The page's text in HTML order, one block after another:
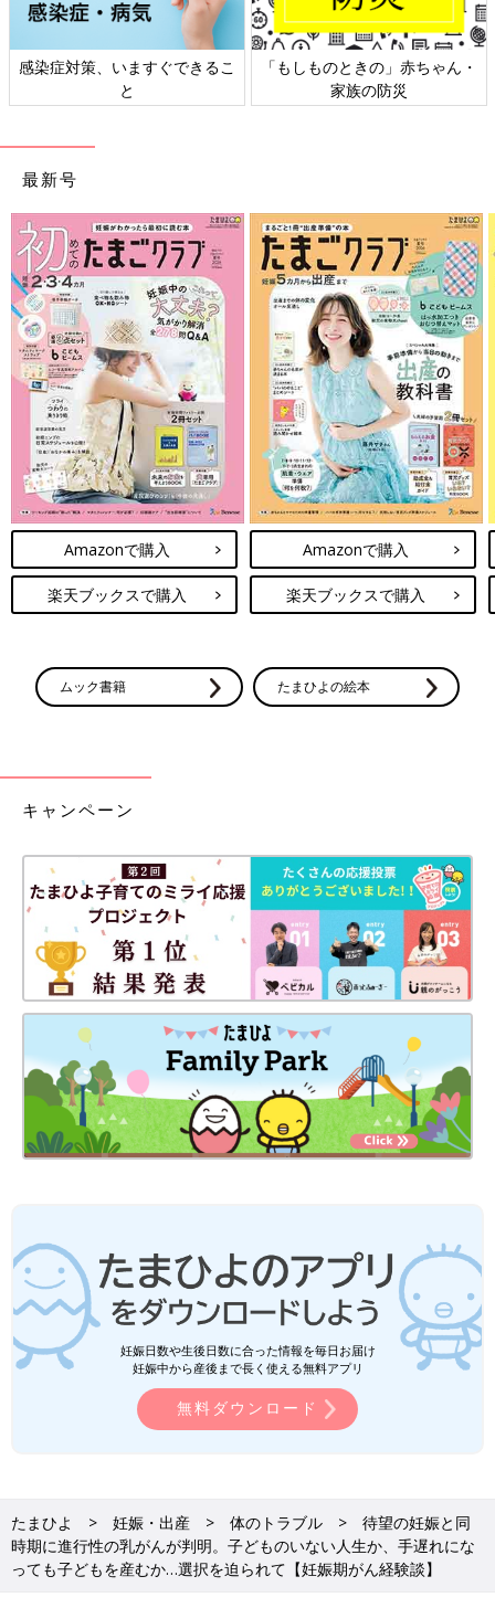
がんがわかってからそれまで、本当につらいことばかりだったん
です。だから、この先生の言葉で、本当に未来への希望の光が差
したような気がして…。その先生が神様のように思えて、涙が出
自分も赤ちゃんもあきらめなくていい、この先生と頑張ろう、助
けてもらおうという一心でした。夫も、治療しながら妊娠を継続
できると聞き、安心してくれたようです。夫は毎日の暮らしで悲
壮感がでないように、なるべく普通にしていようと努めてくれま
した」（福田さん）
セカンドオピニオンのあと、すぐに転院を決めたという福田さ
ん。転院後、安定期に入ったところで、抗がん剤治療がスタート
します。抗がん剤治療はつらいものと聞きますが…。
「仕事を続けながら、週3回の抗がん剤の点滴を、妊娠8カ月まで
3クール行いました。抗がん剤の治療中も吐きけがありました
が、私の場合は吐きづわりがものすごくひどかったんで、つわり
のときのほうがよっぽどつらかったんです。抗がん剤治療では、
吐きけ止めも一緒に使うのですが、抗がん剤の副作用を止める薬
はすごく進化しているらしくて。吐きけ止めが使える分、私はつ
わりより抗がん剤治療を楽に感じたのかもしれません。
また、抗がん剤治療では脱毛してしまいましたが、ウィッグや帽
子を使って、おしゃれを楽しむことを心がけていました。アパレ
ミニのワンピを着て、ウィッグかぶって、普通に仕事をしている
て考えていました」（福田さん）
しながら守ってきた小さな命を無事に出産
妊娠8カ月まで、抗がん剤治療を続けた福田さん。1カ月ほどの抗
がん剤治療のお休みを経て、出産を迎えます。
「病院からは、出産の手術とがんの切除手術を合同で行うと言わ
れました。妊娠37週に入ったところで、予定帝王切開
で出産し、
そのまま同じ手術台の上で、がん切除の手術をする、と。予定帝
王切開の日までに陣痛が来ちゃったら、頑張って産んでから、手
術するしかないね～と言われていましたが、とりあえず無事に予
けですが、見ることができました。『無事に生まれましたよ。じ
ゃあ、次はがんの手術に入りますね』と言われて、先生たちがバ
トンタッチ。私も全身麻酔になり、がんの手術が始まりました。
感染症対策、いますぐできるこ
と
「もしものときの」赤ちゃん・
家族の防災
最新号
Amazonで購入
楽天ブックスで購入
Amazonで購入
楽天ブックスで購入
ムック書籍 たまひよの絵本
キャンペーン
妊娠日数や生後日数に合った情報を毎日お届け
妊娠中から産後まで長く使える無料アプリ
無料ダウンロード
たまひよ 妊娠・出産 体のトラブル
待望の妊娠と同
時期に進行性の乳がんが判明。子どものいない人生か、手遅れにな
っても子どもを産むか…選択を迫られて【妊娠期がん経験談】